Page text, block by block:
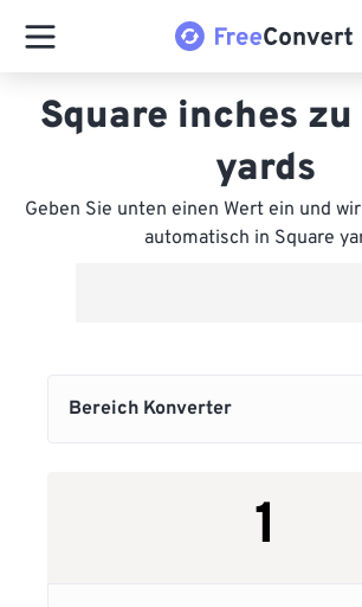
Square inches zu
yards
Geben Sie unten einen Wert ein und
automatisch in Square